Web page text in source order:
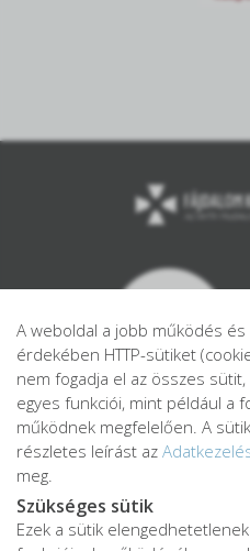
A weboldal a jobb működés
érdekében HTTP-sütiket
nem fogadja el az összes
egyes funkciói, mint például a
működnek megfelelően. A
részletes leírást az
meg.
Szükséges sütik
Ezek a sütik